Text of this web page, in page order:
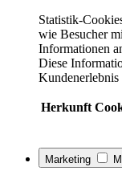
Statistik-
wie Besucher
Informationen
Diese
Herkunft
Marketing